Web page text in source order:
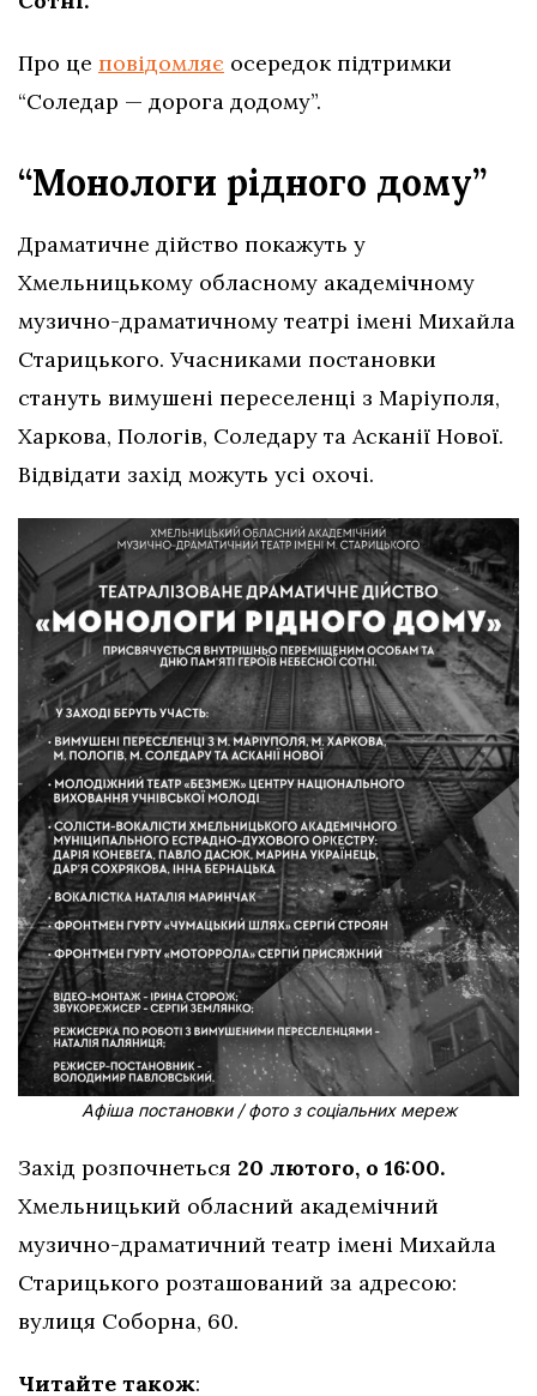
Про це повідомляє осередок підтримки
“Соледар — дорога додому”.
“Монологи рідного дому”
Драматичне дійство покажуть у
Хмельницькому обласному академічному
музично-драматичному театрі імені Михайла
Старицького. Учасниками постановки
стануть вимушені переселенці з Маріуполя,
Харкова, Пологів, Соледару та Асканії Нової.
Відвідати захід можуть усі охочі.
Афіша постановки / фото з соціальних мереж
Захід розпочнеться 20 лютого, о 16:00.
Хмельницький обласний академічний
музично-драматичний театр імені Михайла
Старицького розташований за адресою:
вулиця Соборна, 60.
Читайте також: